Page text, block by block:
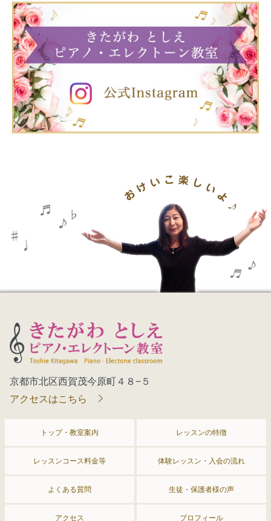
京都市北区西賀茂今原町４８−５
アクセスはこちら
トップ・教室案内 レッスンの特徴
レッスンコース料金等 体験レッスン・入会の流れ
よくある質問 生徒・保護者様の声
アクセス プロフィール